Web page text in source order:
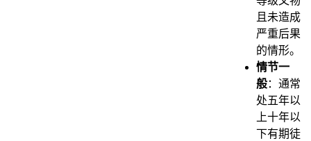
且未造成
严重后果
的情形。
情节一
般：通常
处五年以
上十年以
下有期徒